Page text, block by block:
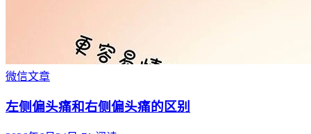
微信文章
左侧偏头痛和右侧偏头痛的区别